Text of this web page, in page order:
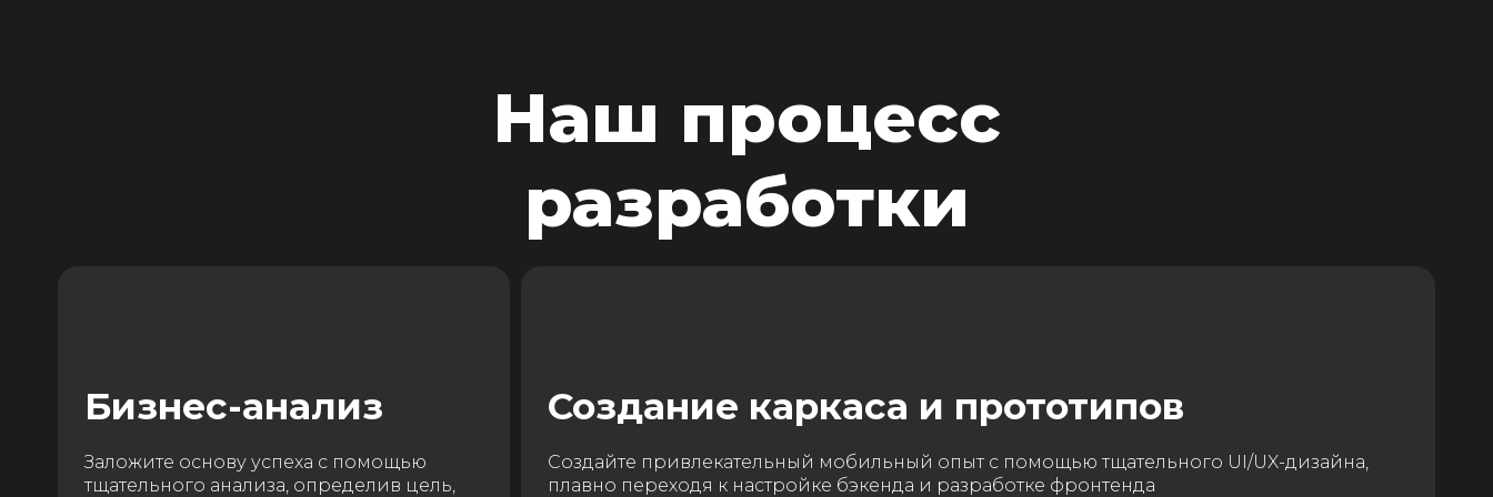
Наш процесс
разработки
Бизнес-анализ
Заложите основу успеха с помощью
тщательного анализа, определив цель,
Создание каркаса и прототипов
Создайте привлекательный мобильный опыт с помощью тщательного UI/UX-дизайна,
плавно переходя к настройке бэкенда и разработке фронтенда